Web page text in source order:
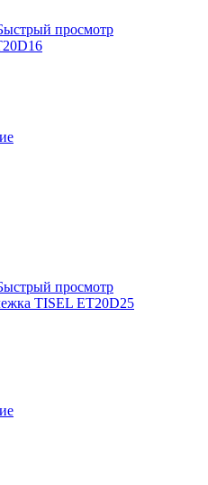
просмотр
просмотр
TISEL ET20D25